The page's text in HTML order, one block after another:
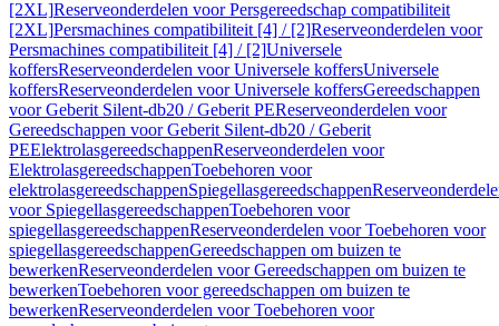
[2XL]Reserveonderdelen voor Persgereedschap compatibiliteit
[2XL]Persmachines compatibiliteit [4] / [2]Reserveonderdelen voor
Persmachines compatibiliteit [4] / [2]Universele
koffersReserveonderdelen voor Universele koffersUniversele
koffersReserveonderdelen voor Universele koffersGereedschappen
voor Geberit Silent-db20 / Geberit PEReserveonderdelen voor
Gereedschappen voor Geberit Silent-db20 / Geberit
PEElektrolasgereedschappenReserveonderdelen voor
ElektrolasgereedschappenToebehoren voor
elektrolasgereedschappenSpiegellasgereedschappen
voor SpiegellasgereedschappenToebehoren voor
spiegellasgereedschappenReserveonderdelen voor Toebehoren voor
spiegellasgereedschappenGereedschappen om buizen te
bewerkenReserveonderdelen voor Gereedschappen om buizen te
bewerkenToebehoren voor gereedschappen om buizen te
bewerkenReserveonderdelen voor Toebehoren voor